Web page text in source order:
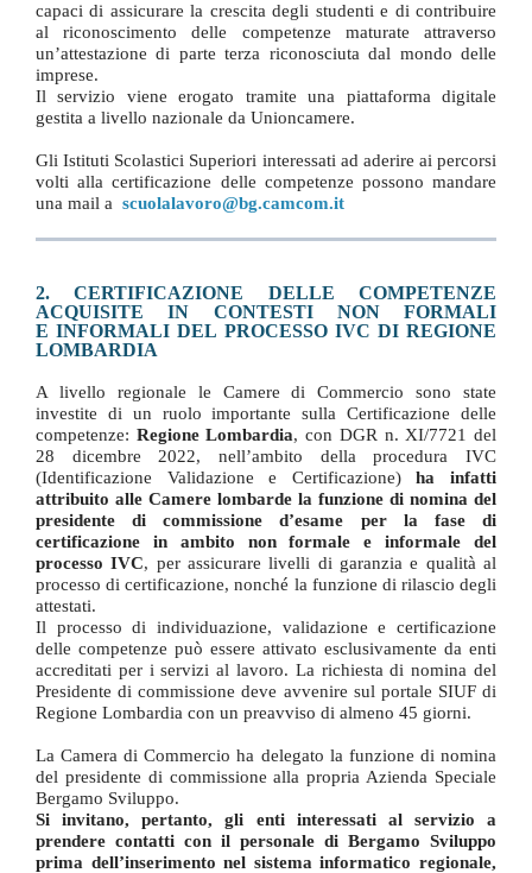
capaci di assicurare la crescita degli studenti e di contribuire
al riconoscimento delle competenze maturate attraverso
un’attestazione di parte terza riconosciuta dal mondo delle
imprese.
Il servizio viene erogato tramite una piattaforma digitale
gestita a livello nazionale da Unioncamere.
Gli Istituti Scolastici Superiori interessati ad aderire ai percorsi
volti alla certificazione delle competenze possono mandare
una mail a scuolalavoro@bg.camcom.it
2. CERTIFICAZIONE DELLE COMPETENZE
ACQUISITE IN CONTESTI NON FORMALI
E INFORMALI DEL PROCESSO IVC DI REGIONE
LOMBARDIA
A livello regionale le Camere di Commercio sono state
investite di un ruolo importante sulla Certificazione delle
competenze: Regione Lombardia, con DGR n. XI/7721 del
28 dicembre 2022, nell’ambito della procedura IVC
(Identificazione Validazione e Certificazione)ha infatti
attribuito alle Camere lombarde la funzione di nomina del
presidente di commissione d’esame per la fase di
certificazione in ambito non formale e informale del
processo IVC, per assicurare livelli di garanzia e qualità al
processo di certificazione, nonché la funzione di rilascio degli
attestati.
Il processo di individuazione, validazione e certificazione
delle competenze può essere attivato esclusivamente da enti
accreditati per i servizi al lavoro. La richiesta di nomina del
Presidente di commissione deve avvenire sul portale SIUF di
Regione Lombardia con un preavviso di almeno 45 giorni.
La Camera di Commercio ha delegato la funzione di nomina
del presidente di commissione alla propria Azienda Speciale
Bergamo Sviluppo.
Si invitano, pertanto, gli enti interessati al servizio a
prendere contatti con il personale di Bergamo Sviluppo
prima dell’inserimento nel sistema informatico regionale,